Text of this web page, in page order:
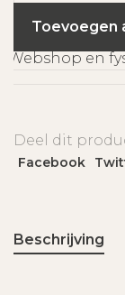
Toevoegen
Webshop en
Deel dit
Facebook
Beschrijving